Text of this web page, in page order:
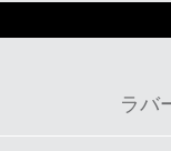
ラバ